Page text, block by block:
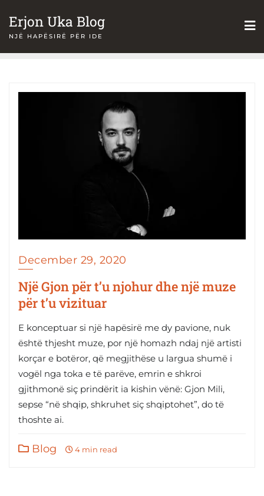
toErjon Uka Blog
NJË HAPËSIRË PËR IDE
December 29, 2020
Një Gjon për t’u njohur dhe një muze
për t’u vizituar
E konceptuar si një hapësirë me dy pavione, nuk
është thjesht muze, por një homazh ndaj një artisti
korçar e botëror, që megjithëse u largua shumë i
vogël nga toka e të parëve, emrin e shkroi
gjithmonë siç prindërit ia kishin vënë: Gjon Mili,
sepse “në shqip, shkruhet siç shqiptohet”, do të
thoshte ai.
Blog 4 min read